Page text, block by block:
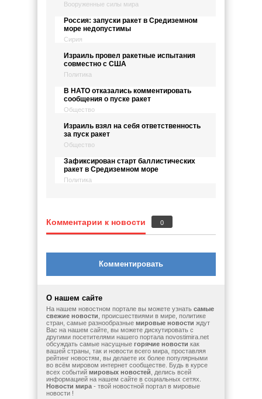
Вооруженные силы мира
Россия: запуски ракет в Средиземном
море недопустимы
Сирия
Израиль провел ракетные испытания
совместно с США
Политика
В НАТО отказались комментировать
сообщения о пуске ракет
Общество
Израиль взял на себя ответственность
за пуск ракет
Общество
Зафиксирован старт баллистических
ракет в Средиземном море
Политика
Комментарии к новости 0
Комментировать
О нашем сайте
На нашем новостном портале вы можете узнать самые
свежие новости , происшествиями в мире, политике
стран, самые разнообразные мировые новости ждут
Вас на нашем сайте, вы можете дискутировать с
другими посетителями нашего портала novostimira.net
обсуждать самые насущные горячие новости как
вашей страны, так и новости всего мира, проставляя
рейтинг новостям, вы делаете их более популярными
во всём мировом интернет сообществе. Будь в курсе
всех событий мировых новостей , делись всей
информацией на нашем сайте в социальных сетях.
Новости мира - твой новостной портал в мировые
новости !